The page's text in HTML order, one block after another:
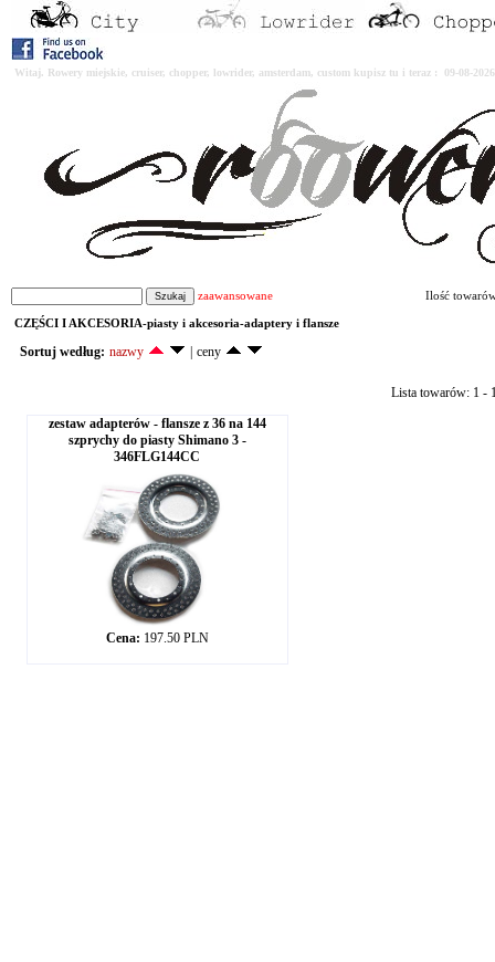
Witaj. Rowery miejskie, cruiser, chopper, lowrider, amsterdam, custom kupisz tu i teraz : 09-08-
zaawansowane Ilość
CZĘŚCI I AKCESORIA-piasty i akcesoria-adaptery i flansze
Sortuj według: nazwy ceny
Lista towarów: 1 -
zestaw adapterów - flansze z 36 na 144
szprychy do piasty Shimano 3 -
346FLG144CC
Cena: 197.50 PLN